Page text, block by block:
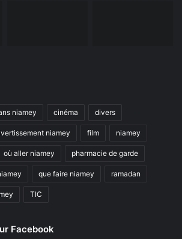
niamey cinéma divers
niamey film niamey
où aller niamey pharmacie de garde
que faire niamey ramadan
TIC
Facebook